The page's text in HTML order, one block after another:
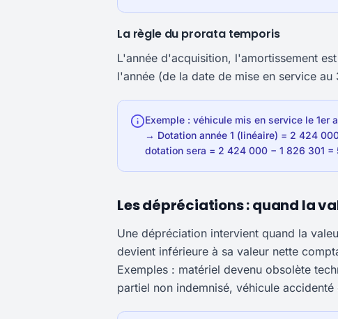
La règle du prorata temporis
L'année d'acquisition, l'amortissement
l'année (de la date de mise en service au
Exemple : véhicule mis en service le
→ Dotation année 1 (linéaire) = 2 424
dotation sera = 2 424 000 − 1 826 301 =
Les dépréciations : quand la
Une dépréciation intervient quand la
devient inférieure à sa valeur nette
Exemples : matériel devenu obsolète
partiel non indemnisé, véhicule